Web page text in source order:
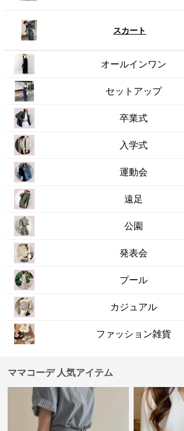
スカート
オールインワン
セットアップ
卒業式
入学式
運動会
遠足
公園
発表会
プール
カジュアル
ファッション雑貨
ママコーデ 人気アイテム